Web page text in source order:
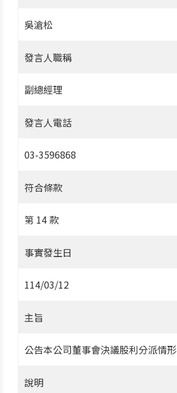
吳滄松
發言人職稱
副總經理
發言人電話
03-3596868
符合條款
第 14 款
事實發生日
114/03/12
主旨
公告本公司董事會決議股利分派情形
說明